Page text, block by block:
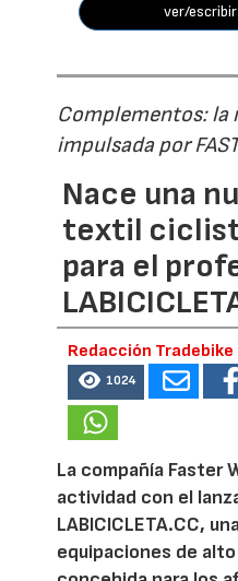
ver/
Complementos: la
impulsada por
Nace una
textil
para el
Redacción Tradebike
1024
La compañía Faster
actividad con el
LABICICLETA.CC,
equipaciones de